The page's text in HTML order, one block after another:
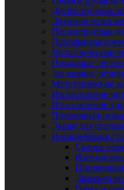
Дробеструйная
Лазерная резка
Пескоструйная
Порошковая
Металлические
Пожарные
Закладные детали
Металлические
Изготовление
Изготовление
Плазменная
Экран для
Нержавеющая
Сварка
Лазерная